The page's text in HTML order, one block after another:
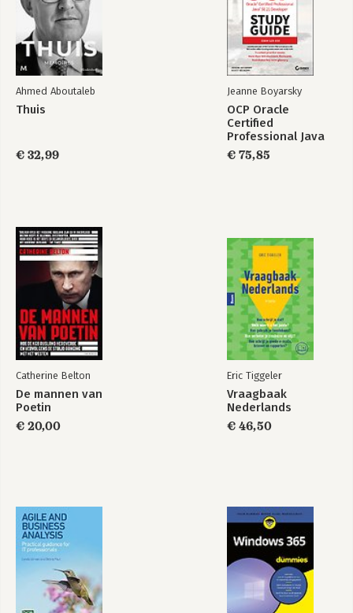
Ahmed Aboutaleb
Thuis
€ 32,99
Jeanne Boyarsky
OCP Oracle
Certified
Professional Java
SE 21 Developer
Study Guide: Exam
€ 75,85
Catherine Belton
De mannen van
Poetin
€ 20,00
Eric Tiggeler
Vraagbaak
Nederlands
€ 46,50